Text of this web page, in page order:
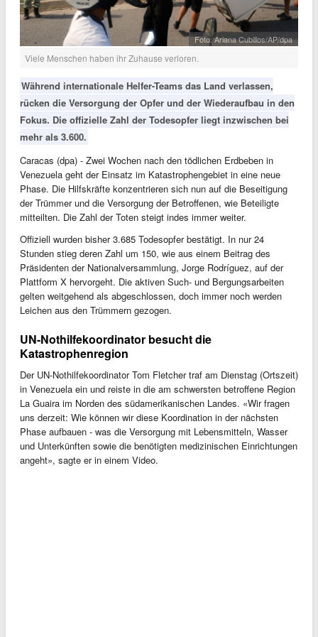
Foto: Ariana Cubillos/AP/dpa
Viele Menschen haben ihr Zuhause verloren.
Während internationale Helfer-Teams das Land verlassen,
rücken die Versorgung der Opfer und der Wiederaufbau in den
Fokus. Die offizielle Zahl der Todesopfer liegt inzwischen bei
mehr als 3.600.
Caracas (dpa) - Zwei Wochen nach den tödlichen Erdbeben in
Venezuela geht der Einsatz im Katastrophengebiet in eine neue
Phase. Die Hilfskräfte konzentrieren sich nun auf die Beseitigung
der Trümmer und die Versorgung der Betroffenen, wie Beteiligte
mitteilten. Die Zahl der Toten steigt indes immer weiter.
Offiziell wurden bisher 3.685 Todesopfer bestätigt. In nur 24
Stunden stieg deren Zahl um 150, wie aus einem Beitrag des
Präsidenten der Nationalversammlung, Jorge Rodríguez, auf der
Plattform X hervorgeht. Die aktiven Such- und Bergungsarbeiten
gelten weitgehend als abgeschlossen, doch immer noch werden
Leichen aus den Trümmern gezogen.
UN-Nothilfekoordinator besucht die
Katastrophenregion
Der UN-Nothilfekoordinator Tom Fletcher traf am Dienstag (Ortszeit)
in Venezuela ein und reiste in die am schwersten betroffene Region
La Guaira im Norden des südamerikanischen Landes. «Wir fragen
uns derzeit: Wie können wir diese Koordination in der nächsten
Phase aufbauen - was die Versorgung mit Lebensmitteln, Wasser
und Unterkünften sowie die benötigten medizinischen Einrichtungen
angeht», sagte er in einem Video.